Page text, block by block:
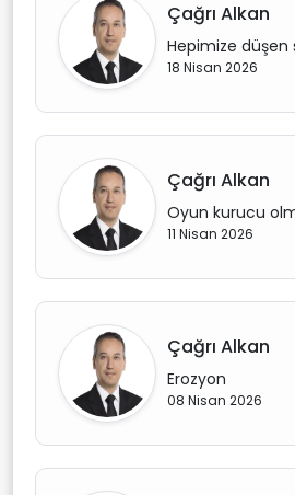
Çağrı Alkan
Hepimize
18 Nisan 2026
Çağrı Alkan
Oyun kurucu
11 Nisan 2026
Çağrı Alkan
Erozyon
08 Nisan 2026